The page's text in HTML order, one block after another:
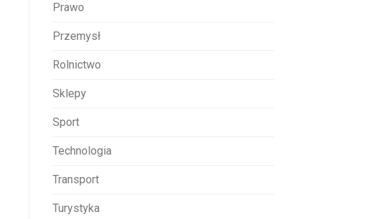
Prawo
Przemysł
Rolnictwo
Sklepy
Sport
Technologia
Transport
Turystyka